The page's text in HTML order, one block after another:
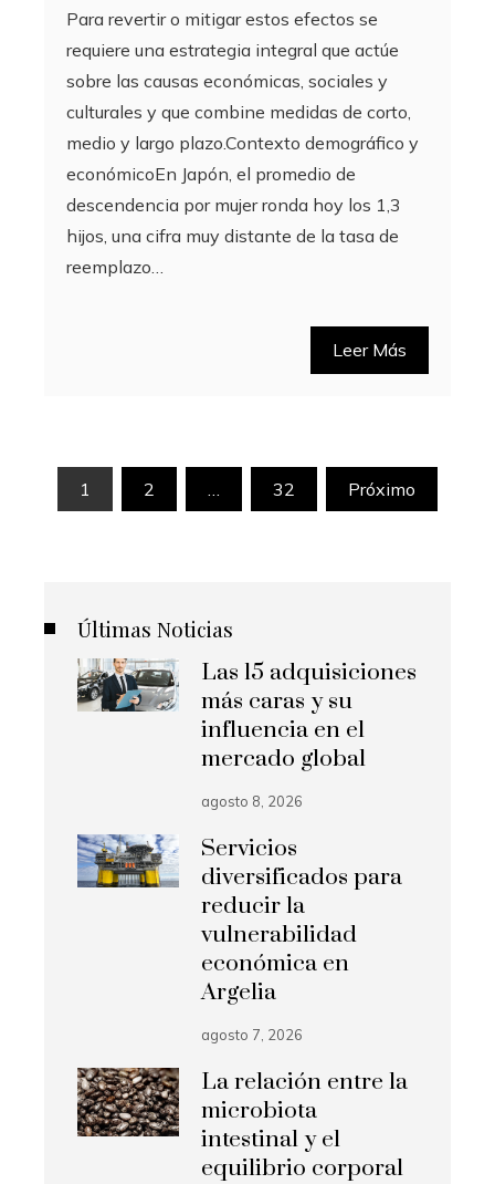
Para revertir o mitigar estos efectos se
requiere una estrategia integral que actúe
sobre las causas económicas, sociales y
culturales y que combine medidas de corto,
medio y largo plazo.Contexto demográfico y
económicoEn Japón, el promedio de
descendencia por mujer ronda hoy los 1,3
hijos, una cifra muy distante de la tasa de
reemplazo…
Leer Más
Paginación
1 2 32 Próximo
Últimas Noticias
Las 15 adquisiciones
más caras y su
influencia en el
mercado global
agosto 8, 2026
Servicios
diversificados para
reducir la
vulnerabilidad
económica en
Argelia
agosto 7, 2026
La relación entre la
microbiota
intestinal y el
equilibrio corporal